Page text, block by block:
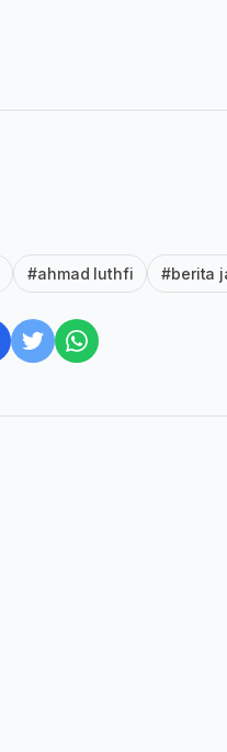
#ahmad luthfi #berita